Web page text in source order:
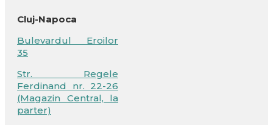
Cluj-Napoca
Bulevardul Eroilor
35
Str. Regele
Ferdinand nr. 22-26
(Magazin Central, la
parter)